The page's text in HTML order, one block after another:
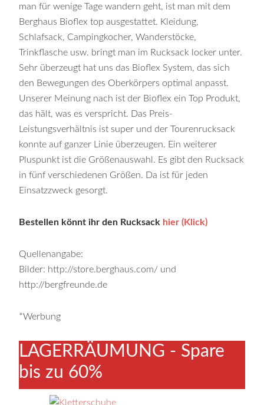
man für wenige Tage wandern geht, ist man mit dem
Berghaus Bioflex top ausgestattet. Kleidung,
Schlafsack, Campingkocher, Wanderstöcke,
Trinkflasche usw. bringt man im Rucksack locker unter.
Sehr überzeugt hat uns das Bioflex System, das sich
den Bewegungen des Oberkörpers optimal anpasst.
Unserer Meinung nach ist der Bioflex ein Top Produkt,
das hält, was es verspricht. Das Preis-
Leistungsverhältnis ist super und der Tourenrucksack
konnte auf ganzer Linie überzeugen. Ein weiterer
Pluspunkt ist die Größenauswahl. Es gibt den Rucksack
in fünf verschiedenen Größen. Da ist für jeden
Einsatzzweck gesorgt.
Bestellen könnt ihr den Rucksack hier (Klick)
Quellenangabe:
Bilder: http://store.berghaus.com/ und
http://bergfreunde.de
*Werbung
LAGERRÄUMUNG - Spare
bis zu 60%